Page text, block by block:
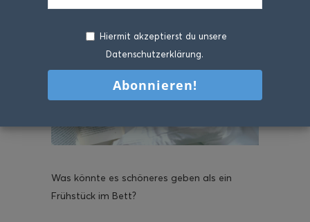
Was könnte es schöneres geben als ein
Frühstück im Bett?
Hiermit akzeptierst du unsere
Datenschutzerklärung.